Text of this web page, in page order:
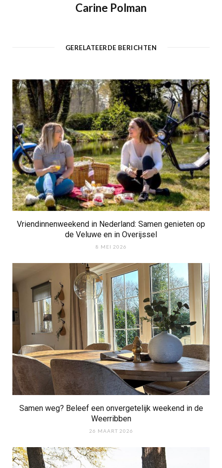
Carine Polman
GERELATEERDE BERICHTEN
Vriendinnenweekend in Nederland: Samen genieten op
de Veluwe en in Overijssel
8 MEI 2026
Samen weg? Beleef een onvergetelijk weekend in de
Weerribben
26 MAART 2026